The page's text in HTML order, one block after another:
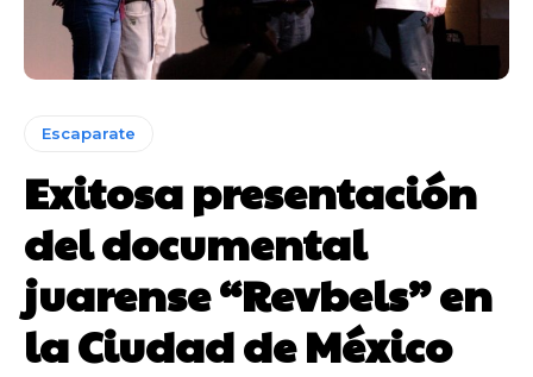
Escaparate
Exitosa presentación
del documental
juarense “Revbels” en
la Ciudad de México